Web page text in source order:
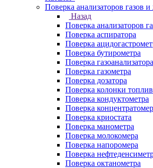
Поверка анализаторов газов
Назад
Поверка анализаторов
Поверка аспиратора
Поверка
Поверка бутирометра
Поверка газоанализатора
Поверка газометра
Поверка дозатора
Поверка колонки
Поверка кондуктометра
Поверка
Поверка криостата
Поверка манометра
Поверка молокомера
Поверка напоромера
Поверка
Поверка октанометра